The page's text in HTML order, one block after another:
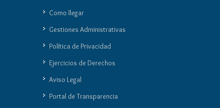
Como llegar
Gestiones Administrativas
Política de Privacidad
Ejercicios de Derechos
Aviso Legal
Portal de Transparencia